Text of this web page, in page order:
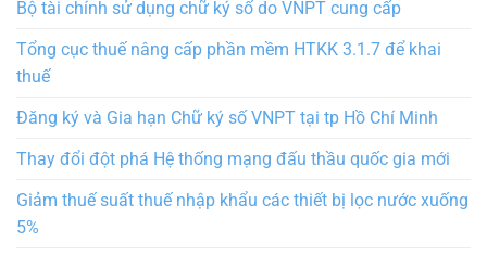
Bộ tài chính sử dụng chữ ký số do VNPT cung cấp
Tổng cục thuế nâng cấp phần mềm HTKK 3.1.7 để khai
thuế
Đăng ký và Gia hạn Chữ ký số VNPT tại tp Hồ Chí Minh
Thay đổi đột phá Hệ thống mạng đấu thầu quốc gia mới
Giảm thuế suất thuế nhập khẩu các thiết bị lọc nước xuống
5%